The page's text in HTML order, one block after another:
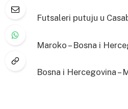
Futsaleri putuju u
Maroko – Bosna i
Bosna i Hercegovina –